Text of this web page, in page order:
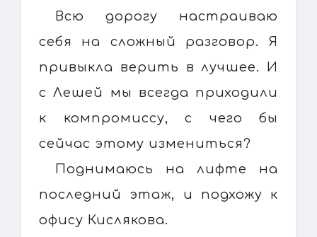
Всю дорогу настраиваю
себя на сложный разговор. Я
привыкла верить в лучшее. И
с Лешей мы всегда приходили
к компромиссу, с чего бы
сейчас этому измениться?
Поднимаюсь на лифте на
последний этаж, и подхожу к
офису Кислякова.